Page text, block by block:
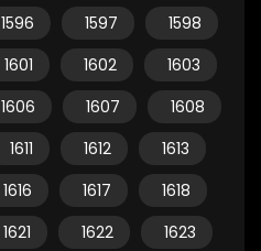
1596 1597
1598
1601 1602
1603
1606 1607
1608
1611 1612
1613
1616 1617
1618
1621 1622
1623